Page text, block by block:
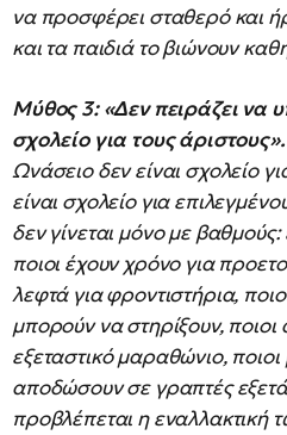
να προσφέρει σταθερό και
και τα παιδιά το βιώνουν
Μύθος 3: «Δεν πειράζει να
σχολείο για τους άριστους».
Ωνάσειο δεν είναι σχολείο
είναι σχολείο για
δεν γίνεται μόνο με
ποιοι έχουν χρόνο για
λεφτά για φροντιστήρια,
μπορούν να στηρίξουν, ποιοι
εξεταστικό μαραθώνιο,
αποδώσουν σε γραπτές
προβλέπεται η εναλλακτική